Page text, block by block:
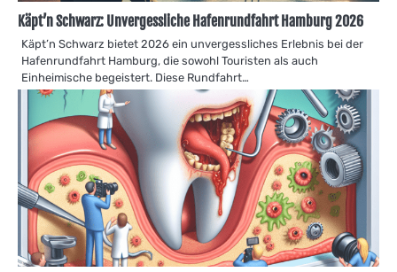
Käpt’n Schwarz: Unvergessliche Hafenrundfahrt Hamburg 2026
Käpt’n Schwarz bietet 2026 ein unvergessliches Erlebnis bei der
Hafenrundfahrt Hamburg, die sowohl Touristen als auch
Einheimische begeistert. Diese Rundfahrt…